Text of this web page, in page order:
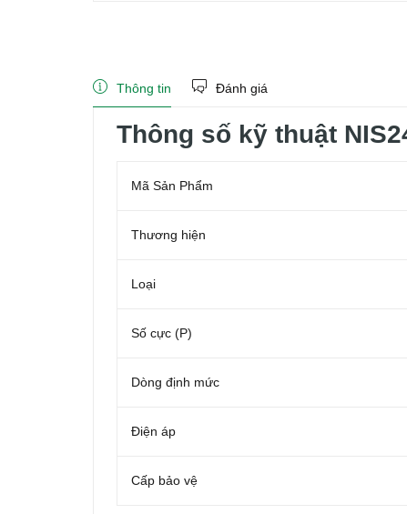
Thông tin Đánh giá
Thông số kỹ thuật
Mã Sản Phẩm
Thương hiện
Loại
Số cực (P)
Dòng định mức
Điện áp
Cấp bảo vệ